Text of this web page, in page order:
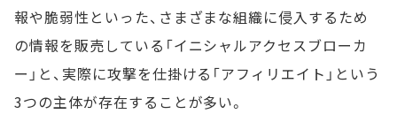
報や脆弱性といった、さまざまな組織に侵入するため
の情報を販売している「イニシャルアクセスブローカ
ー」と、実際に攻撃を仕掛ける「アフィリエイト」という
3つの主体が存在することが多い。